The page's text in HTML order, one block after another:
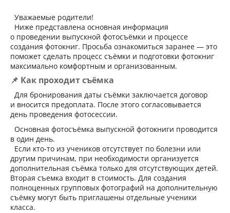
Уважаемые родители!
Ниже представлена основная информация
о проведении выпускной фотосъёмки и процессе
создания фотокниг. Просьба ознакомиться заранее — это
поможет сделать процесс съёмки и подготовки фотокниг
максимально комфортным и организованным.
📌 Как проходит съёмка
Для бронирования даты съёмки заключается договор
и вносится предоплата. После этого согласовывается
день проведения фотосессии.
Основная фотосъёмка выпускной фотокниги проводится
в один день.
Если кто-то из учеников отсутствует по болезни или
другим причинам, при необходимости организуется
дополнительная съёмка только для отсутствующих детей.
Вторая съемка входит в стоимость. Для создания
полноценных групповых фотографий на дополнительную
съёмку могут быть приглашены отдельные ученики
класса.